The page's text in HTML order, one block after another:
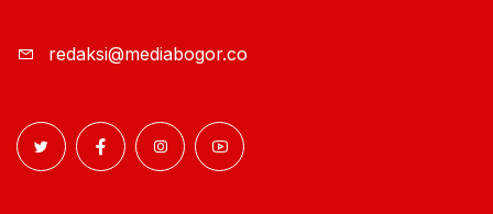
redaksi@mediabogor.co